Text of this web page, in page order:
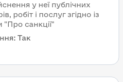
у неї публічних
робіт і послуг згідно із
санкції"
Так